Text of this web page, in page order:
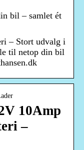
bil – samlet ét
– Stort udvalg i
til netop din bil
10Amp
–